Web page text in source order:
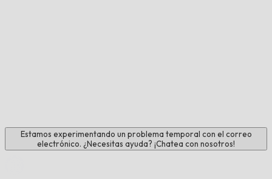
Estamos experimentando un problema temporal con el correo
electrónico. ¿Necesitas ayuda? ¡Chatea con nosotros!